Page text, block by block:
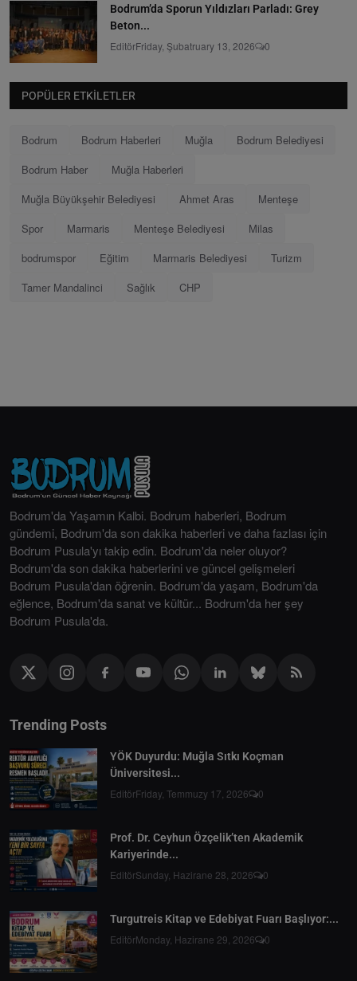
Bodrum’da Sporun Yıldızları Parladı: Grey
Beton...
EditörFriday, Şubatruary 13, 2026 0
POPÜLER ETKILETLER
Bodrum Bodrum Haberleri Muğla
Bodrum Belediyesi
Bodrum Haber
Muğla Haberleri
Muğla Büyükşehir Belediyesi
Ahmet Aras
Menteşe
Spor
Marmaris Menteşe Belediyesi
Milas
bodrumspor
Eğitim Marmaris Belediyesi
Turizm
Tamer Mandalinci
Sağlık CHP
Bodrum'da Yaşamın Kalbi. Bodrum haberleri, Bodrum
gündemi, Bodrum'da son dakika haberleri ve daha fazlası için
Bodrum Pusula'yı takip edin. Bodrum'da neler oluyor?
Bodrum'da son dakika haberlerini ve güncel gelişmeleri
Bodrum Pusula'dan öğrenin. Bodrum'da yaşam, Bodrum'da
eğlence, Bodrum'da sanat ve kültür... Bodrum'da her şey
Bodrum Pusula'da.
Trending Posts
YÖK Duyurdu: Muğla Sıtkı Koçman
Üniversitesi...
EditörFriday, Temmuzy 17, 2026 0
Prof. Dr. Ceyhun Özçelik’ten Akademik
Kariyerinde...
EditörSunday, Hazirane 28, 2026 0
Turgutreis Kitap ve Edebiyat Fuarı Başlıyor:...
EditörMonday, Hazirane 29, 2026 0